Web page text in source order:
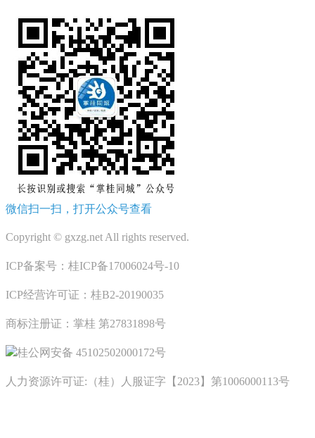
微信扫一扫，打开公众号查看
Copyright © gxzg.net All rights reserved.
ICP备案号：桂ICP备17006024号-10
ICP经营许可证：桂B2-20190035
商标注册证：掌桂 第27831898号
桂公网安备 45102502000172号
人力资源许可证:（桂）人服证字【2023】第1006000113号